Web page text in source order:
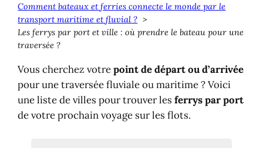
Comment bateaux et ferries connecte le monde par le
transport maritime et fluvial ?
Les ferrys par port et ville : où prendre le bateau pour une
traversée ?
Vous cherchez votrepoint de départ ou d’arrivée
pour une traversée fluviale ou maritime ? Voici
une liste de villes pour trouver lesferrys par port
de votre prochain voyage sur les flots.